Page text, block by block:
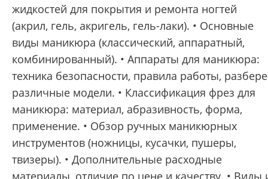
жидкостей для покрытия и ремонта ногтей
(акрил, гель, акригель, гель-лаки). • Основные
виды маникюра (классический, аппаратный,
комбинированный). • Аппараты для маникюра:
техника безопасности, правила работы,
различные модели. • Классификация фрез для
маникюра: материал, абразивность, форма,
применение. • Обзор ручных маникюрных
инструментов (ножницы, кусачки, пушеры,
твизеры). • Дополнительные расходные
материалы, отличие по цене и качеству. • Виды